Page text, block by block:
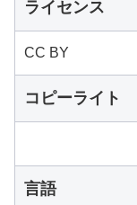
ライセンス
CC BY
コピーライト
言語